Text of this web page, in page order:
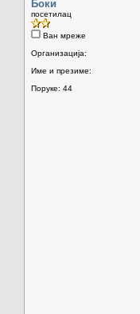
Боки
посетилац
Ван мреже
Организација:
Име и презиме:
Поруке: 44